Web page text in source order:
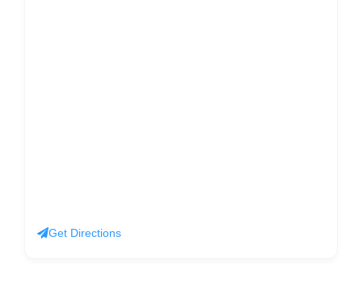
Get Directions